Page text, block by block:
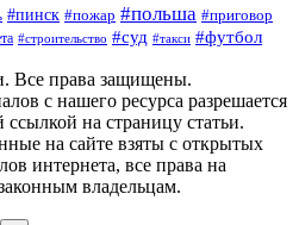
#пинск #пожар #польша #приговор
#строительство #суд #такси #футбол
Все права защищены.
с нашего ресурса разрешается
ссылкой на страницу статьи.
на сайте взяты с открытых
интернета, все права на
владельцам.